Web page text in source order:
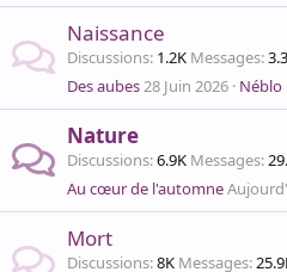
Naissance
Discussions 1.2K Messages
Des aubes28 Juin 2026 Néblo
Nature
Discussions 6.9K Messages
Au cœur de l'automne
Mort
Discussions 8K Messages